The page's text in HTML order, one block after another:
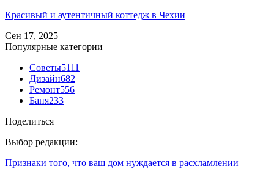
Красивый и аутентичный коттедж в Чехии
Сен 17, 2025
Популярные категории
Советы5111
Дизайн682
Ремонт556
Баня233
Поделиться
Выбор редакции:
Признаки того, что ваш дом нуждается в расхламлении